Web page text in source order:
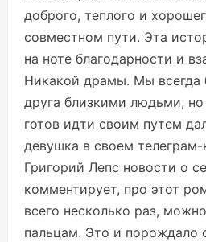
доброго, теплого и
совместном пути. Эта
на ноте благодарности и
Никакой драмы. Мы всегда
друга близкими людьми,
готов идти своим путем
девушка в своем телеграм-
Григорий Лепс новости о
комментирует, про этот
всего несколько раз,
пальцам. Это и порождало